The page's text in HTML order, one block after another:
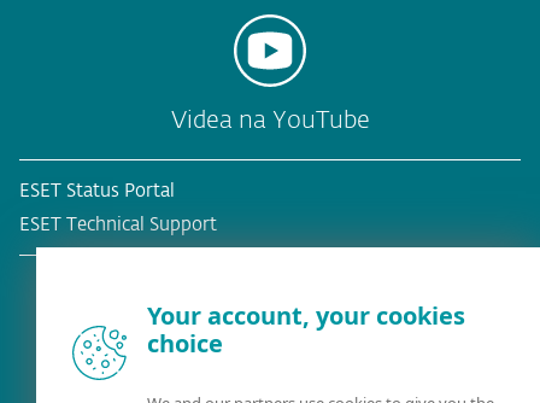
Videa na YouTube
ESET Status Portal
ESET Technical Support
Your account, your cookies
choice